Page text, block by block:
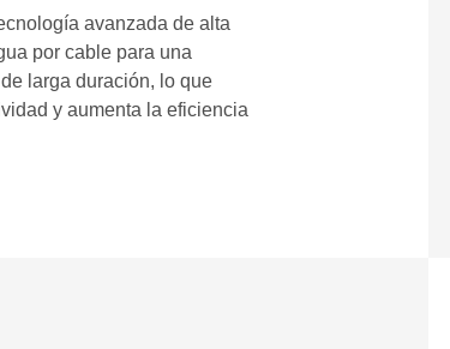
avanzada de alta
por cable para una
larga duración, lo que
y aumenta la eficiencia